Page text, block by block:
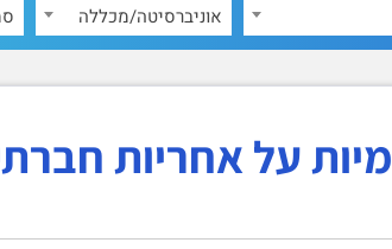
אוניברסיטה/מכללה
על אחריות